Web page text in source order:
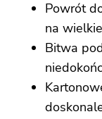
Powrót
na
Bitwa